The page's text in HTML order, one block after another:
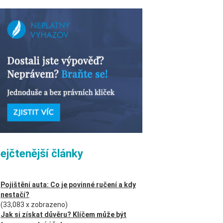
články
Pojištění auta: Co je povinné ručení a kdy
nestačí?
(33,083 x zobrazeno)
Jak si získat důvěru? Klíčem může být